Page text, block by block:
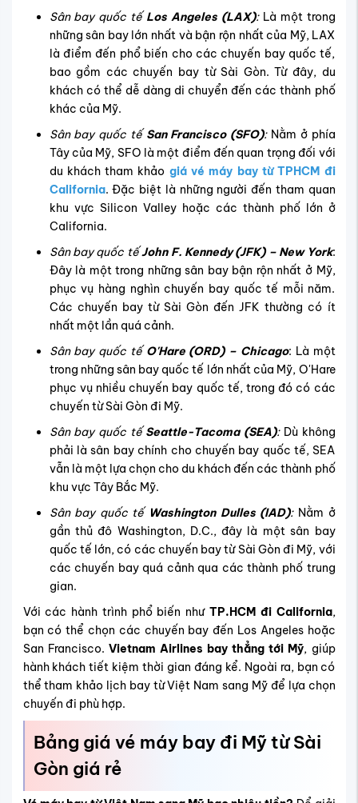
Sân bay quốc tế Los Angeles (LAX): Là một trong
những sân bay lớn nhất và bận rộn nhất của Mỹ, LAX
là điểm đến phổ biến cho các chuyến bay quốc tế,
bao gồm các chuyến bay từ Sài Gòn. Từ đây, du
khách có thể dễ dàng di chuyển đến các thành phố
khác của Mỹ.
Sân bay quốc tế San Francisco (SFO):Nằm ở phía
Tây của Mỹ, SFO là một điểm đến quan trọng đối với
du khách tham khảo giá vé máy bay từ TPHCM đi
California. Đặc biệt là những người đến tham quan
khu vực Silicon Valley hoặc các thành phố lớn ở
California.
Sân bay quốc tếJohn F. Kennedy (JFK)– New York:
Đây là một trong những sân bay bận rộn nhất ở Mỹ,
phục vụ hàng nghìn chuyến bay quốc tế mỗi năm.
Các chuyến bay từ Sài Gòn đến JFK thường có ít
nhất một lần quá cảnh.
Sân bay quốc tế O'Hare (ORD) – Chicago: Là một
trong những sân bay quốc tế lớn nhất của Mỹ, O'Hare
phục vụ nhiều chuyến bay quốc tế, trong đó có các
chuyến từ Sài Gòn đi Mỹ.
Sân bay quốc tếSeattle-Tacoma (SEA): Dù không
phải là sân bay chính cho chuyến bay quốc tế, SEA
vẫn là một lựa chọn cho du khách đến các thành phố
khu vực Tây Bắc Mỹ.
Sân bay quốc tế Washington Dulles (IAD):Nằm ở
gần thủ đô Washington, D.C., đây là một sân bay
quốc tế lớn, có các chuyến bay từ Sài Gòn đi Mỹ, với
các chuyến bay quá cảnh qua các thành phố trung
gian.
Với các hành trình phổ biến như TP.HCM đi California,
bạn có thể chọn các chuyến bay đến Los Angeles hoặc
San Francisco. Vietnam Airlines bay thẳng tới Mỹ, giúp
hành khách tiết kiệm thời gian đáng kể. Ngoài ra, bạn có
thể tham khảo lịch bay từ Việt Nam sang Mỹ để lựa chọn
chuyến đi phù hợp.
Bảng giá vé máy bay đi Mỹ từ Sài
Gòn giá rẻ